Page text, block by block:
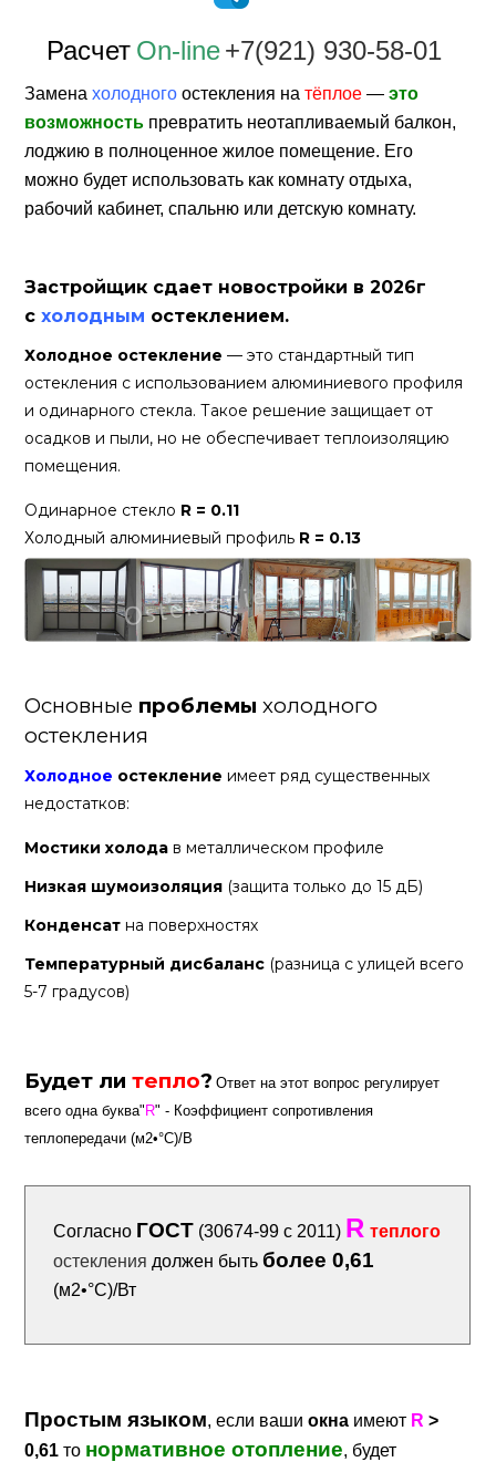
Расчет On-line+7(921) 930-58-01
Заменахолодного остекления натёплое —это
возможность превратить неотапливаемый балкон,
лоджию в полноценное жилое помещение. Его
можно будет использовать как комнату отдыха,
рабочий кабинет, спальню или детскую комнату.
Застройщик сдает новостройки в 2026г
схолодным остеклением.
Холодное остекление — это стандартный тип
остекления с использованием алюминиевого профиля
и одинарного стекла. Такое решение защищает от
осадков и пыли, но не обеспечивает теплоизоляцию
помещения.
Одинарное стекло R = 0.11
Холодный алюминиевый профиль R = 0.13
Основные проблемы холодного
остекления
Холодное остекление имеет ряд существенных
недостатков:
Мостики холода в металлическом профиле
Низкая шумоизоляция (защита только до 15 дБ)
Конденсат на поверхностях
Температурный дисбаланс (разница с улицей всего
5-7 градусов)
Будет литепло? Ответ на этот вопрос регулирует
всего одна буква" R" - Коэффициент сопротивления
теплопередачи (м2•°С)/В
Согласно ГОСТ (30674-99 с 2011) R теплого
остекления должен бытьболее 0,61
(м2•°С)/Вт
Простым языком, если вашиокна имеют R >
0,61то нормативное отопление, будет